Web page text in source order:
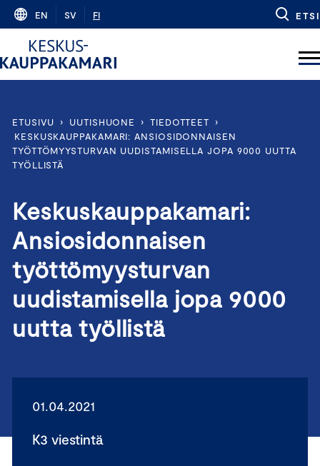
Skip
content
EN SV FI ETSI
ETUSIVU › UUTISHUONE › TIEDOTTEET
›
KESKUSKAUPPAKAMARI: ANSIOSIDONNAISEN
TYÖTTÖMYYSTURVAN UUDISTAMISELLA JOPA 9000 UUTTA
TYÖLLISTÄ
Keskuskauppakamari:
Ansiosidonnaisen
työttömyysturvan
uudistamisella jopa 9000
uutta työllistä
01.04.2021
K3 viestintä